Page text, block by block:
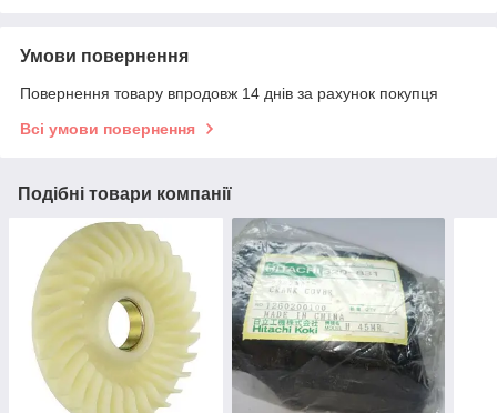
Умови повернення
Повернення товару впродовж 14 днів за рахунок покупця
Всі умови повернення
Подібні товари компанії